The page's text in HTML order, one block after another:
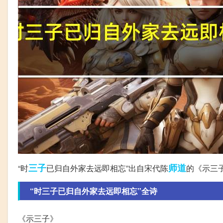
“时三子已归自外家去远即相忘”出自宋代陈师道的《示三
“时三子已归自外家去远即相忘”全诗
《示三子》